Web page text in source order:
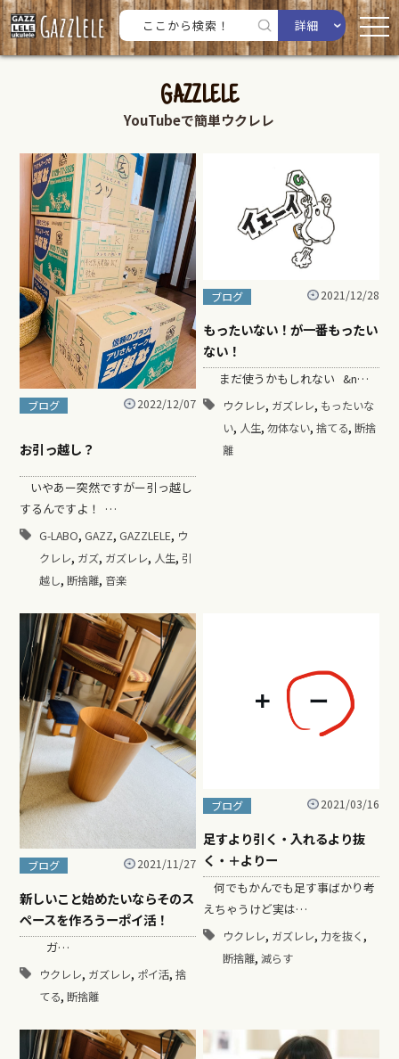
詳細
GAZZLELE
YouTubeで簡単ウクレレ
ブログ 2022/12/07
お引っ越し？
いやあー突然ですがー引っ越し
するんですよ！ …
G-LABO, GAZZ, GAZZLELE, ウ
クレレ, ガズ, ガズレレ, 人生, 引
越し, 断捨離, 音楽
ブログ 2021/12/28
もったいない！が一番もったい
ない！
まだ使うかもしれない &n…
ウクレレ, ガズレレ, もったいな
い, 人生, 勿体ない, 捨てる, 断捨
離
ブログ 2021/11/27
新しいこと始めたいならそのス
ペースを作ろうーポイ活！
ガ…
ウクレレ, ガズレレ, ポイ活, 捨
てる, 断捨離
ブログ 2021/03/16
足すより引く・入れるより抜
く・＋よりー
何でもかんでも足す事ばかり考
えちゃうけど実は…
ウクレレ, ガズレレ, 力を抜く ,
断捨離, 減らす